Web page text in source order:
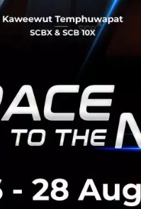
ำคัญด้านการเข้าใจกระ
ลตามระยะเวลาจริงแล
ในการวางแผนรองรับโ
กันที่เพิ่มขึ้น
มุ่งเน้นและสนับสนุนการเ
จฉริยะมาปรับใช้” คุณธเ